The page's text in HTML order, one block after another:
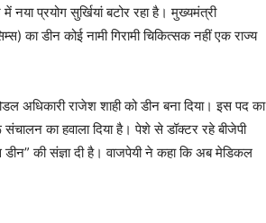
प्रयोग सुर्खियां बटोर रहा है। मुख्यमंत्री
डीन कोई नामी गिरामी चिकित्सक नहीं एक राज्य
राजेश शाही को डीन बना दिया। इस पद का
का हवाला दिया है। पेशे से डॉक्टर रहे बीजेपी
डीन” की संज्ञा दी है। वाजपेयी ने कहा कि अब मेडिकल